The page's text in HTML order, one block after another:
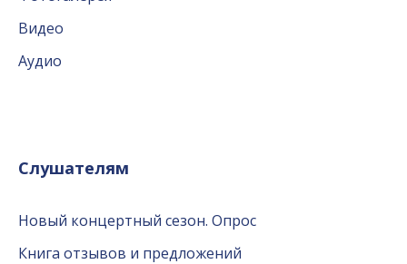
Видео
Аудио
Слушателям
Новый концертный сезон. Опрос
Книга отзывов и предложений